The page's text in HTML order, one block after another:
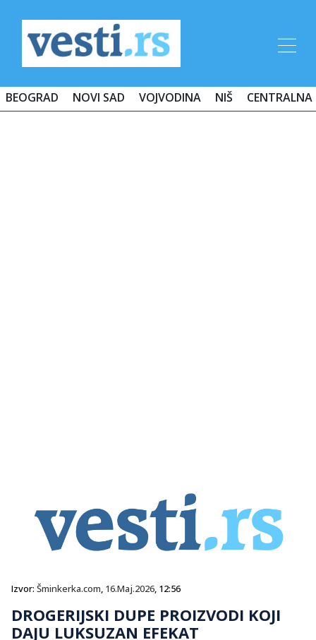
BEOGRAD NOVI SAD VOJVODINA NIŠ CENTRALNA
Izvor: Šminkerka.com, 16.Maj.2026, 12:56
DROGERIJSKI DUPE PROIZVODI KOJI
DAJU LUKSUZAN EFEKAT